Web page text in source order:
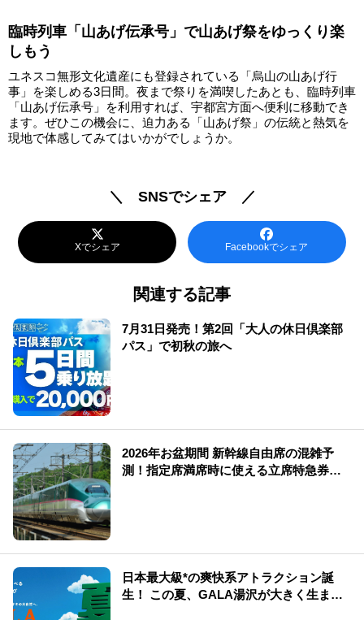
臨時列車「山あげ伝承号」で山あげ祭をゆっくり楽
しもう
ユネスコ無形文化遺産にも登録されている「烏山の山あげ行
事」を楽しめる3日間。夜まで祭りを満喫したあとも、臨時列車
「山あげ伝承号」を利用すれば、宇都宮方面へ便利に移動でき
ます。ぜひこの機会に、迫力ある「山あげ祭」の伝統と熱気を
現地で体感してみてはいかがでしょうか。
＼ SNSでシェア ／
Xでシェア Facebookでシェア
関連する記事
7月31日発売！第2回「大人の休日倶楽部
パス」で初秋の旅へ
2026年お盆期間 新幹線自由席の混雑予
測！指定席満席時に使える立席特急券も
日本最大級*の爽快系アトラクション誕
生！ この夏、GALA湯沢が大きく生まれ